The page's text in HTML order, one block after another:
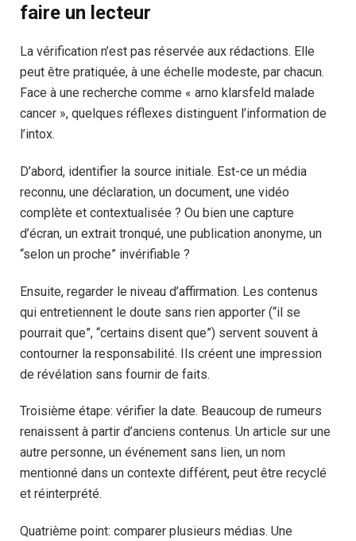
faire un lecteur
La vérification n’est pas réservée aux rédactions. Elle
peut être pratiquée, à une échelle modeste, par chacun.
Face à une recherche comme « arno klarsfeld malade
cancer », quelques réflexes distinguent l’information de
l’intox.
D’abord, identifier la source initiale. Est-ce un média
reconnu, une déclaration, un document, une vidéo
complète et contextualisée ? Ou bien une capture
d’écran, un extrait tronqué, une publication anonyme, un
“selon un proche” invérifiable ?
Ensuite, regarder le niveau d’affirmation. Les contenus
qui entretiennent le doute sans rien apporter (“il se
pourrait que”, “certains disent que”) servent souvent à
contourner la responsabilité. Ils créent une impression
de révélation sans fournir de faits.
Troisième étape: vérifier la date. Beaucoup de rumeurs
renaissent à partir d’anciens contenus. Un article sur une
autre personne, un événement sans lien, un nom
mentionné dans un contexte différent, peut être recyclé
et réinterprété.
Quatrième point: comparer plusieurs médias. Une